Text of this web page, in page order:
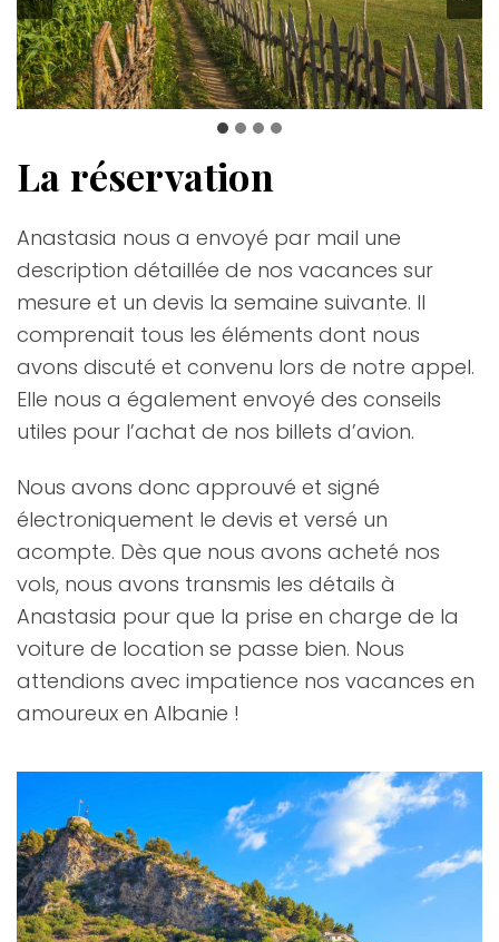
La réservation
Anastasia nous a envoyé par mail une
description détaillée de nos vacances sur
mesure et un devis la semaine suivante. Il
comprenait tous les éléments dont nous
avons discuté et convenu lors de notre appel.
Elle nous a également envoyé des conseils
utiles pour l’achat de nos billets d’avion.
Nous avons donc approuvé et signé
électroniquement le devis et versé un
acompte. Dès que nous avons acheté nos
vols, nous avons transmis les détails à
Anastasia pour que la prise en charge de la
voiture de location se passe bien. Nous
attendions avec impatience nos vacances en
amoureux en Albanie !